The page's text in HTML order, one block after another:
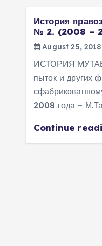
История
№ 2. (2008 –
August 25, 2018
ИСТОРИЯ
пыток и других
2008 года –
Continue